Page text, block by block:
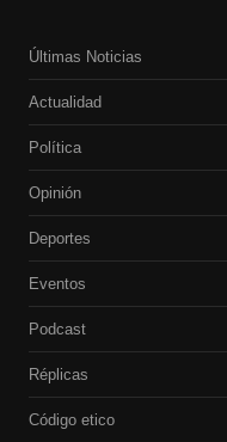
Últimas Noticias
Actualidad
Política
Opinión
Deportes
Eventos
Podcast
Réplicas
Código etico